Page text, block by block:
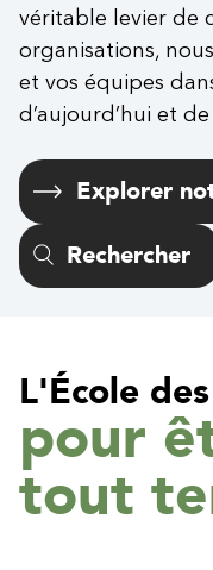
véritable levier de
organisations,
et vos équipes
d’aujourd’hui et
Explorer
Rechercher
L'École
pour
tout